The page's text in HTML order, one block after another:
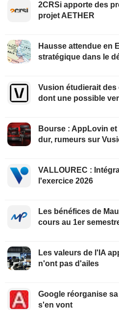
2CRSi apporte des
projet AETHER
Hausse attendue en
stratégique dans le
Vusion étudierait
dont une possible
Bourse : AppLovin
dur, rumeurs sur
VALLOUREC :
l'exercice 2026
Les bénéfices de
cours au 1er
Les valeurs de l'IA
n'ont pas d'ailes
Google réorganise
s'en vont